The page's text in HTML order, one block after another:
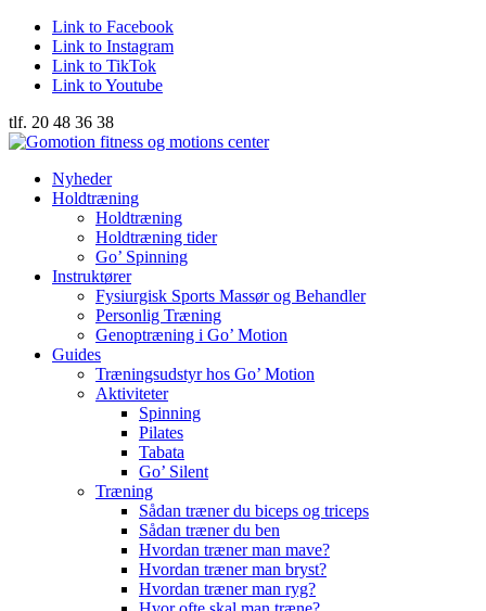
Link to Facebook
Link to Instagram
Link to TikTok
Link to Youtube
tlf. 20 48 36 38
Nyheder
Holdtræning
Holdtræning
Holdtræning tider
Go’ Spinning
Instruktører
Fysiurgisk Sports Massør og Behandler
Personlig Træning
Genoptræning i Go’ Motion
Guides
Træningsudstyr hos Go’ Motion
Aktiviteter
Spinning
Pilates
Tabata
Go’ Silent
Træning
Sådan træner du biceps og triceps
Sådan træner du ben
Hvordan træner man mave?
Hvordan træner man bryst?
Hvordan træner man ryg?